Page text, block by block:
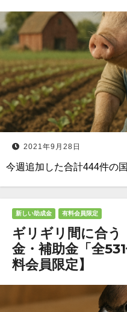
2021年9月28日
今週追加した合計444件の
新しい助成金 有料会員限定
ギリギリ間に合
金・補助金「全
料会員限定】